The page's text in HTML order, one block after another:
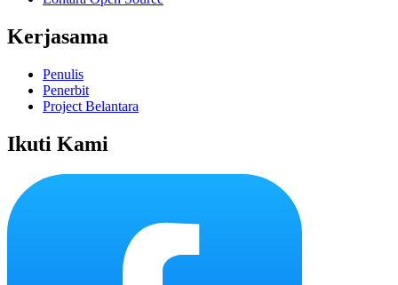
Kerjasama
Penulis
Penerbit
Project Belantara
Ikuti Kami